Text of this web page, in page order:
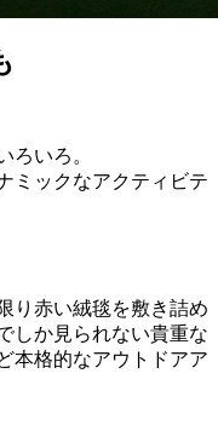
ろいろ。
ミックなアクティビテ
り赤い絨毯を敷き詰め
しか見られない貴重な
本格的なアウトドアア